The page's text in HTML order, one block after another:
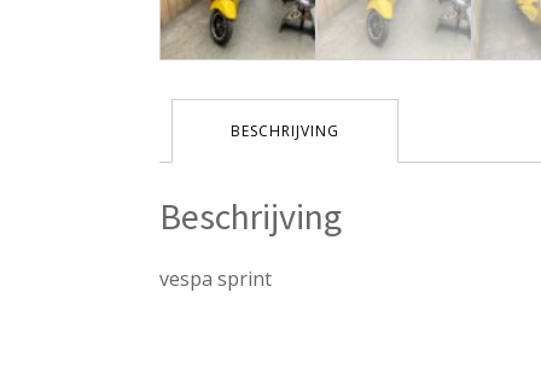
BESCHRIJVING
Beschrijving
vespa sprint